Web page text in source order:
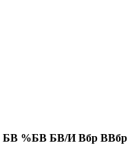
БВ %БВ БВ/И Вбр ВВбр